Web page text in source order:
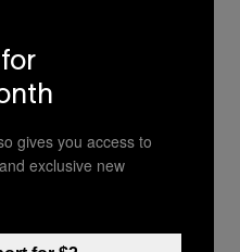
Hyon Park,
modă:
și asta e bine
gives you access to
exclusive new